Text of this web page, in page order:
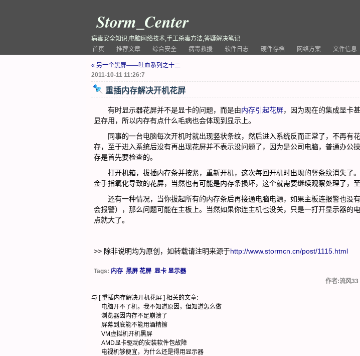
Storm_Center
病毒安全知识,电脑网络技术,手工杀毒方法,答疑解决笔记
首页
推荐文章 综合安全 病毒救援 软件日志 硬件存档 网络方案 文件信息
« 另一个黑屏——吐血系列之十二
2011-10-11 11:26:7
重插内存解决开机花屏
有时显示器花屏并不是显卡的问题，而是由内存引起花屏，因为现在的集成显卡
显存用，所以内存有点什么毛病也会体现到显示上。
同事的一台电脑每次开机时就出现竖状条纹，然后进入系统反而正常了，不再有
存，至于进入系统后没有再出现花屏并不表示没问题了，因为是公司电脑，普通办公
存是首先要检查的。
打开机箱，拔插内存条并按紧，重新开机，这次每回开机时出现的竖条纹消失了
金手指氧化导致的花屏，当然也有可能是内存条损坏，这个就需要继续观察处理了，
还有一种情况，当你拔起所有的内存条后再接通电脑电源，如果主板连报警也没
会报警），那么问题可能在主板上。当然如果你连主机也没关，只是一打开显示器的
点就大了。
>> 除非说明均为原创，如转载请注明来源于http://www.stormcn.cn/post/1115.html
Tags: 内存 黑屏 花屏 显卡 显示器
作者:流风33
与 [重插内存解决开机花屏 ] 相关的文章:
电脑开不了机，我不知道原因，但知道怎么做
浏览器因内存不足崩溃了
屏幕到底能不能用酒精擦
VM虚拟机开机黑屏
AMD显卡驱动的安装软件包故障
电视机够便宜，为什么还是得用显示器